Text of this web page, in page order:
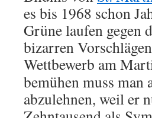
es bis 1968 schon
Grüne laufen gegen
bizarren
Wettbewerb am
bemühen muss
abzulehnen, weil er